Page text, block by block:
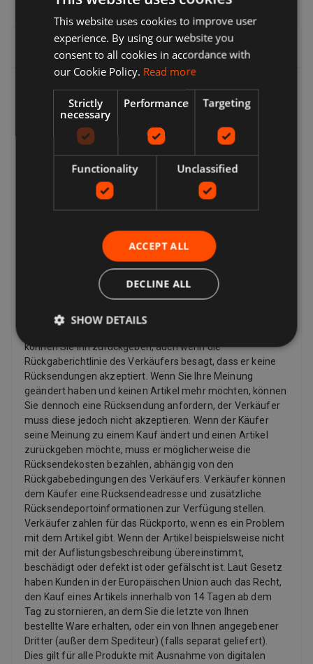
Lieferung, Rückgabe & Rückerstattung
Lieferung
Verkäufer bieten eine Reihe von Lieferoptionen an, sodass
Sie die für Sie am besten geeignete auswählen können.
Viele Verkäufer bieten kostenlose Lieferung an. Die
Versandkosten und den voraussichtlichen Liefertermin
finden Sie immer in einer Auflistung des Verkäufers.
Während der Kaufabwicklung wird eine vollständige Liste
der Lieferoptionen angezeigt. Dies können sein:
Click & Collect, kostenlose lokale Abholung vom Verkäufer.
Ihre Optionen für die Rücksendung eines Artikels hängen
davon ab, was Sie zurückgeben möchten, warum Sie ihn
zurückgeben möchten und welche Rückgabebedingungen
der Verkäufer hat. Wenn der Artikel beschädigt ist oder
können Sie ihn zurückgeben, auch wenn die
Rückgaberichtlinie des Verkäufers besagt, dass er keine
Rücksendungen akzeptiert. Wenn Sie Ihre Meinung
geändert haben und keinen Artikel mehr möchten, können
Sie dennoch eine Rücksendung anfordern, der Verkäufer
muss diese jedoch nicht akzeptieren. Wenn der Käufer
seine Meinung zu einem Kauf ändert und einen Artikel
zurückgeben möchte, muss er möglicherweise die
Rücksendekosten bezahlen, abhängig von den
Rückgabebedingungen des Verkäufers. Verkäufer können
dem Käufer eine Rücksendeadresse und zusätzliche
Rücksendeportoinformationen zur Verfügung stellen.
Verkäufer zahlen für das Rückporto, wenn es ein Problem
mit dem Artikel gibt. Wenn der Artikel beispielsweise nicht
mit der Auflistungsbeschreibung übereinstimmt,
beschädigt oder defekt ist oder gefälscht ist. Laut Gesetz
haben Kunden in der Europäischen Union auch das Recht,
den Kauf eines Artikels innerhalb von 14 Tagen ab dem
Tag zu stornieren, an dem Sie die letzte von Ihnen
bestellte Ware erhalten, oder ein von Ihnen angegebener
Dritter (außer dem Spediteur) (falls separat geliefert).
Dies gilt für alle Produkte mit Ausnahme von digitalen
This website uses cookies to improve user
experience. By using our website you
consent to all cookies in accordance with
our Cookie Policy. Read more
Strictly
necessary
Performance Targeting
Functionality Unclassified
ACCEPT ALL
DECLINE ALL
SHOW DETAILS